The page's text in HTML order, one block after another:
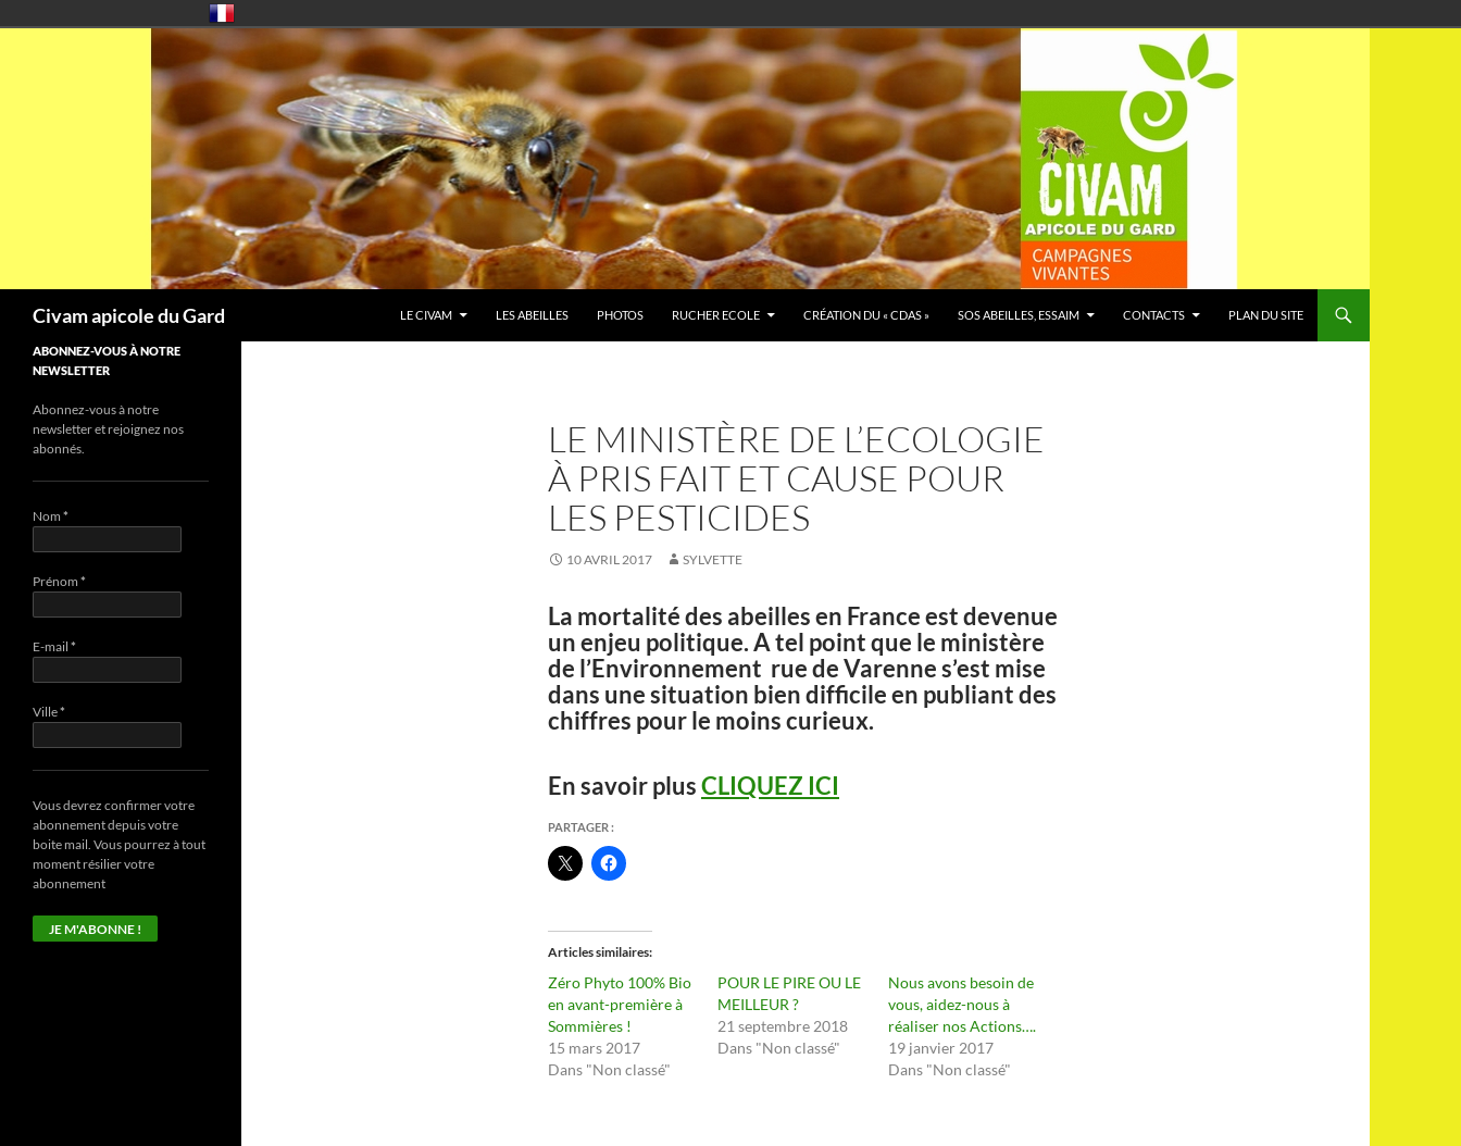
Civam apicole du Gard LE CIVAM LES ABEILLES PHOTOS RUCHER ECOLE CRÉATION DU « CDAS » SOS ABEILLES, ESSAIM CONTACTS PLAN DU SITE
LE MINISTÈRE DE L’ECOLOGIE
À PRIS FAIT ET CAUSE POUR
LES PESTICIDES
10 AVRIL 2017 SYLVETTE
La mortalité des abeilles en France est devenue
un enjeu politique. A tel point que le ministère
de l’Environnement rue de Varenne s’est mise
dans une situation bien difficile en publiant des
chiffres pour le moins curieux.
En savoir plusCLIQUEZ ICI
PARTAGER :
Articles similaires
Zéro Phyto 100% Bio
en avant-première à
Sommières !
15 mars 2017
Dans "Non classé"
POUR LE PIRE OU LE
MEILLEUR ?
21 septembre 2018
Dans "Non classé"
Nous avons besoin de
vous, aidez-nous à
réaliser nos Actions….
19 janvier 2017
Dans "Non classé"
ABONNEZ-VOUS À NOTRE
NEWSLETTER
Abonnez-vous à notre
newsletter et rejoignez nos
abonnés.
Nom *
Prénom *
E-mail *
Ville*
Vous devrez confirmer votre
abonnement depuis votre
boite mail. Vous pourrez à tout
moment résilier votre
abonnement